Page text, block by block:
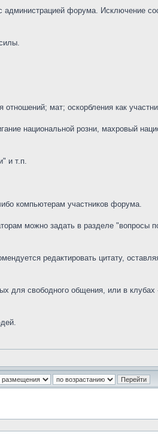
форума. Исключение
мат; оскорбления как
национальной розни, махровый
и т.п.
компьютерам участников форума.
можно задать в разделе "вопросы
редактировать цитату,
для свободного общения, или в